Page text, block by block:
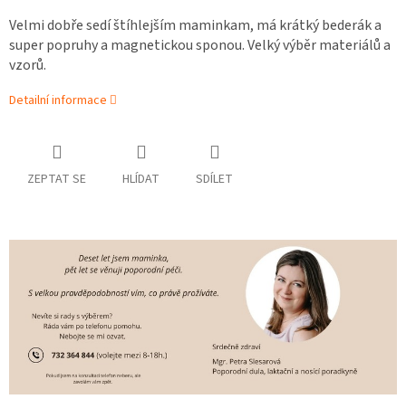
Velmi dobře sedí štíhlejším maminkam, má krátký bederák a
super popruhy a magnetickou sponou. Velký výběr materiálů a
vzorů.
Detailní informace
ZEPTAT SE HLÍDAT SDÍLET